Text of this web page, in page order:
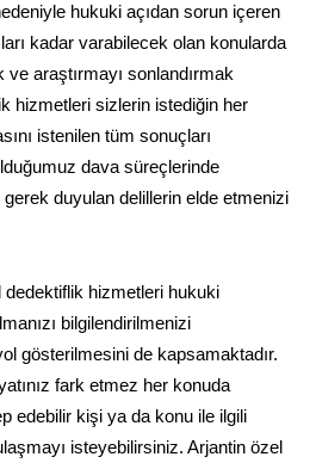
hukuki açıdan sorun içeren
kadar varabilecek olan konularda
araştırmayı sonlandırmak
hizmetleri sizlerin istediğin her
istenilen tüm sonuçları
dava süreçlerinde
gerek duyulan delillerin elde etmenizi
dedektiflik hizmetleri hukuki
bilgilendirilmenizi
gösterilmesini de kapsamaktadır.
fark etmez her konuda
edebilir kişi ya da konu ile ilgili
isteyebilirsiniz. Arjantin özel